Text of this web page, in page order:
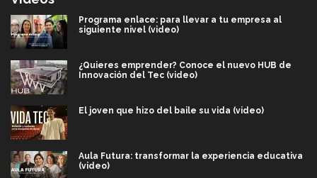
Programa enlace: para llevar a tu empresa al
siguiente nivel (video)
¿Quieres emprender? Conoce el nuevo HUB de
Innovación del Tec (video)
El joven que hizo del baile su vida (video)
Aula Futura: transformar la experiencia educativa
(video)